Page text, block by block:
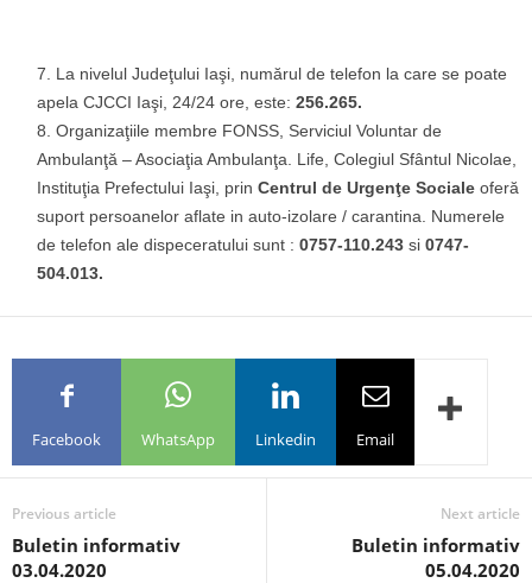
La nivelul Judeţului Iaşi, numărul de telefon la care se poate
apela CJCCI Iaşi, 24/24 ore, este: 256.265.
Organizaţiile membre FONSS, Serviciul Voluntar de
Ambulanţă – Asociaţia Ambulanţa. Life, Colegiul Sfântul Nicolae,
Instituţia Prefectului Iaşi, prin Centrul de Urgenţe Sociale oferă
suport persoanelor aflate in auto-izolare / carantina. Numerele
de telefon ale dispeceratului sunt : 0757-110.243 si 0747-
504.013.
Facebook WhatsApp Linkedin Email
Previous article
Buletin informativ
03.04.2020
Next article
Buletin informativ
05.04.2020